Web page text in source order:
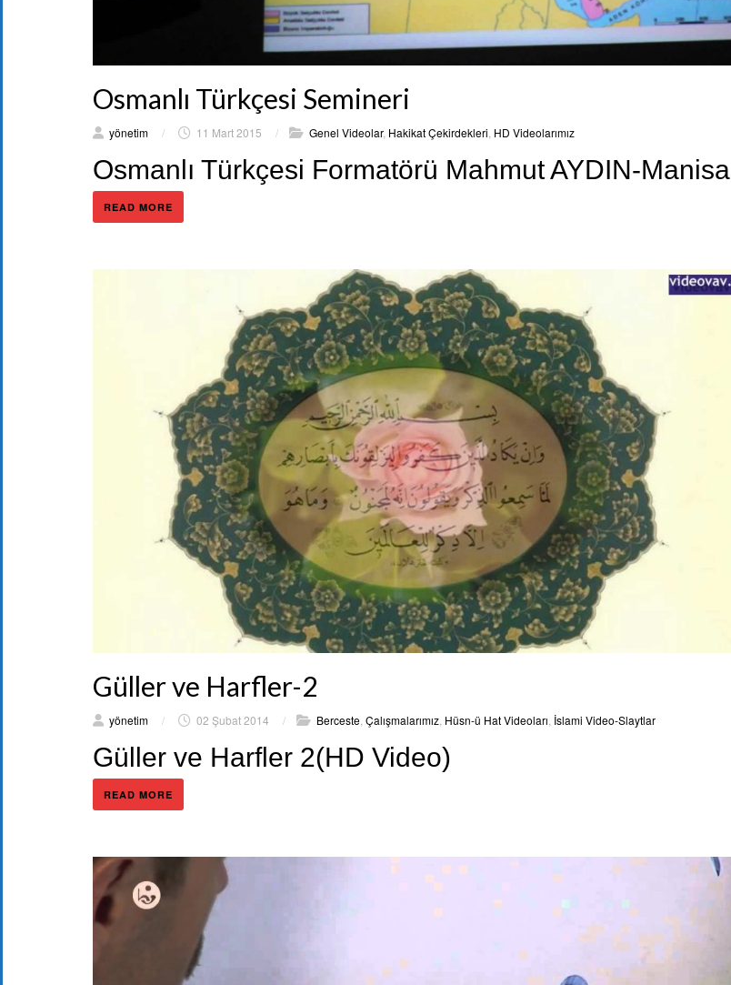
Osmanlı Türkçesi Semineri
yönetim / 11 Mart 2015 / Genel Videolar, Hakikat Çekirdekleri HD Videolarımız
Osmanlı Türkçesi Formatörü Mahmut AYDIN-Manisa
READ MORE
Güller ve Harfler-2
yönetim / 02 Şubat 2014 / Berceste Çalışmalarımız Hüsn-ü Hat Videoları İslami Video-Slaytlar
Güller ve Harfler 2(HD Video)
READ MORE